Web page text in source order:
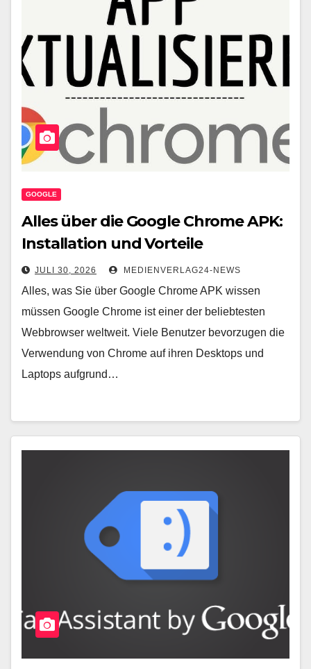
GOOGLE
Alles über die Google Chrome APK:
Installation und Vorteile
JULI 30, 2026 MEDIENVERLAG24-NEWS
Alles, was Sie über Google Chrome APK wissen
müssen Google Chrome ist einer der beliebtesten
Webbrowser weltweit. Viele Benutzer bevorzugen die
Verwendung von Chrome auf ihren Desktops und
Laptops aufgrund…